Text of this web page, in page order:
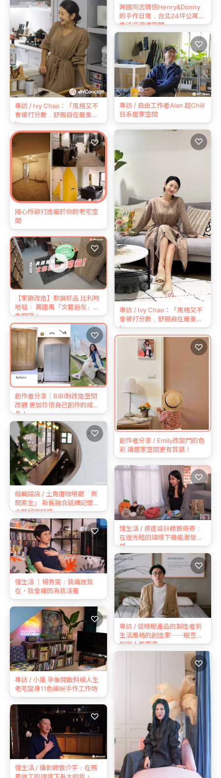
專訪 / Ivy Chao：「風格又不
會被打分數，舒服自在最重要
!」
跨國同志情侶Henry&Donny
的手作日常，台北24坪公寓打
造法式浪漫空間
隨心所欲打造屬於你的老宅空
間
♡
專訪 / 自由工作者Alan 超Chill
日系居家空間
♡
【家飾改造】軟裝好品 比利時
地毯： 異國風『文藝岩灰』花
色開箱！
♡
專訪 / Ivy Chao：「風格又不
會被打分數，舒服自在最重要
!」
♡
創作者分享｜BiBi對改造空間
改觀 更加珍惜自己創作的成
品！
♡
創作者分享 / Emily改變門的色
彩 讓居家空間更有質感！
♡
編輯探店 / 土角厝咖啡廳「微
間素生」 新舊融合延續記憶中
小時候的味道
♡
懂生活 / 桌遊設計師張倚奇：
在燈光暗的環境下最能激發靈
感
♡
懂生活 ｜楊秀雯：我痛故我
在，我會痛因為我活著
♡
專訪 / 從睡眠產品的製造者到
生活風格的創造家──眠豆腐
創辦人張育豪
♡
專訪 / 小嵐 孕後開啟斜槓人生
老宅變身11色繽紛手作工作坊
♡
♡
懂生活 / 攝影師張介宇：在務
農做⼯的環境下長⼤的我，其
♡